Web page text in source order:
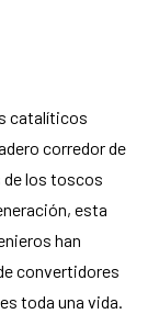
catalíticos
corredor de
de los toscos
esta
han
convertidores
toda una vida.